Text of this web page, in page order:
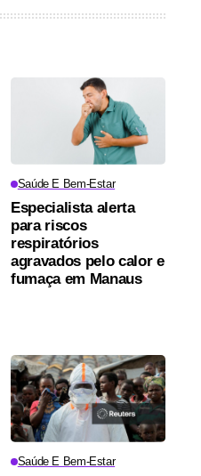
Saúde E Bem-Estar
Especialista alerta
para riscos
respiratórios
agravados pelo calor e
fumaça em Manaus
Saúde E Bem-Estar